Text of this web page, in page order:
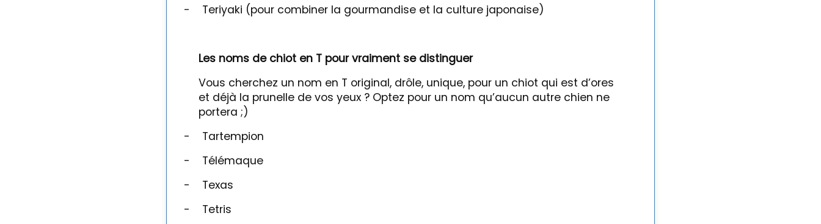
-
Teriyaki (pour combiner la gourmandise et la culture japonaise)
Les noms de chiot en T pour vraiment se distinguer
Vous cherchez un nom en T original, drôle, unique, pour un chiot qui est d’ores
et déjà la prunelle de vos yeux ? Optez pour un nom qu’aucun autre chien ne
portera ;)
-
Tartempion
-
Télémaque
-
Texas
-
Tetris